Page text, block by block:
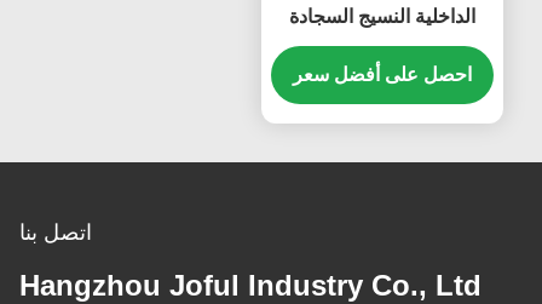
الداخلية النسيج السجادة
سقف الجلد كسارة حسب
الطلب السعة وحجم التفريغ
احصل على أفضل سعر
اتصل بنا
Hangzhou Joful Industry Co., Ltd